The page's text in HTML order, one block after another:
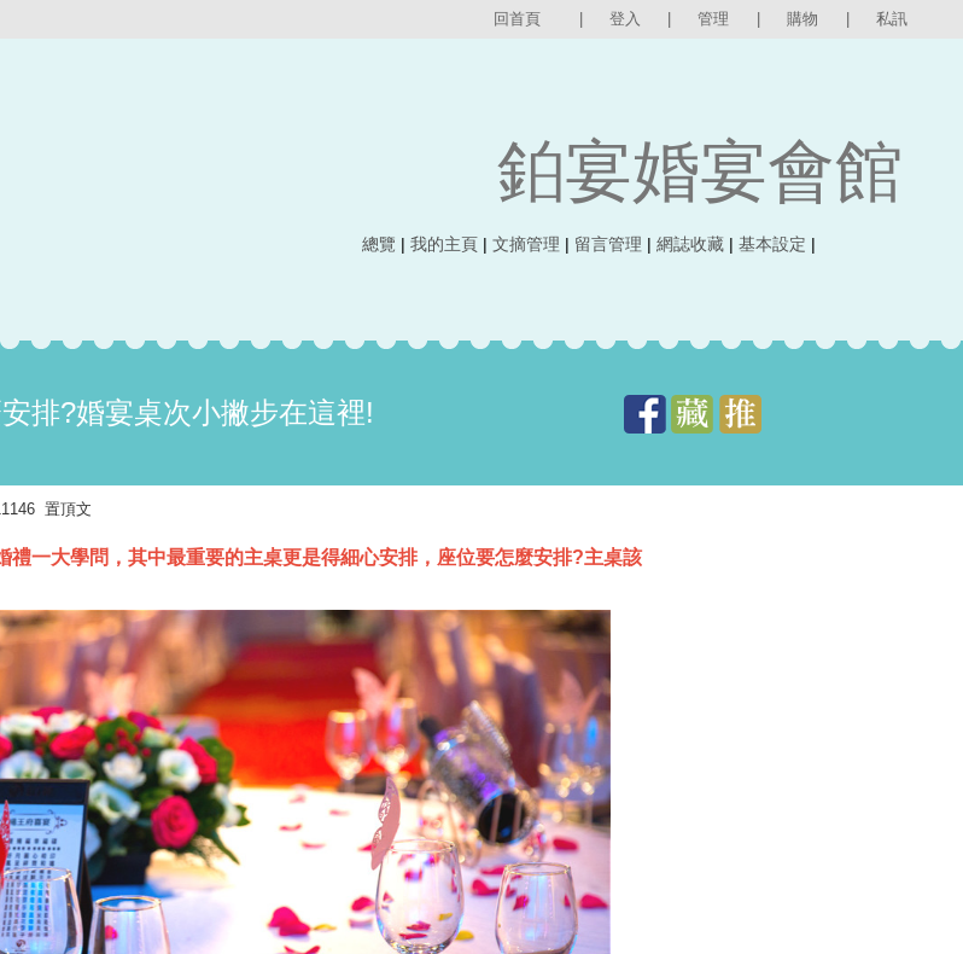
回首頁 登入 管理 購物 私訊
鉑宴婚宴會館
總覽 | 我的主頁 | 文摘管理 | 留言管理 | 網誌收藏 | 基本設定 |
排?婚宴桌次小撇步在這裡!
置頂文
禮一大學問，其中最重要的主桌更是得細心安排，座位要怎麼安排?主桌該